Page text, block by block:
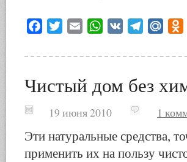
Facebook
Twitter Email WhatsApp
VK Telegram
Чистый дом без
19 июня 2010 1
Эти натуральные средства,
применить их на пользу